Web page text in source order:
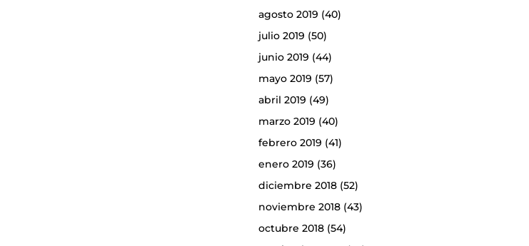
agosto 2019 (40)
julio 2019 (50)
junio 2019 (44)
mayo 2019 (57)
abril 2019 (49)
marzo 2019 (40)
febrero 2019 (41)
enero 2019 (36)
diciembre 2018(52)
noviembre 2018(43)
octubre 2018(54)